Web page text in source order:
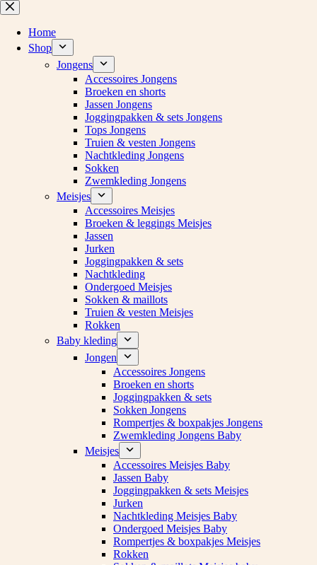
Ga
naar
inhoud
Home
Shop
Jongens
Accessoires Jongens
Broeken en shorts
Jassen Jongens
Joggingpakken & sets Jongens
Tops Jongens
Truien & vesten Jongens
Nachtkleding Jongens
Sokken
Zwemkleding Jongens
Meisjes
Accessoires Meisjes
Broeken & leggings Meisjes
Jassen
Jurken
Joggingpakken & sets
Nachtkleding
Ondergoed Meisjes
Sokken & maillots
Truien & vesten Meisjes
Rokken
Baby kleding
Jongen
Accessoires Jongens
Broeken en shorts
Joggingpakken & sets
Sokken Jongens
Rompertjes & boxpakjes Jongens
Zwemkleding Jongens Baby
Meisjes
Accessoires Meisjes Baby
Jassen Baby
Joggingpakken & sets Meisjes
Jurken
Nachtkleding Meisjes Baby
Ondergoed Meisjes Baby
Rompertjes & boxpakjes Meisjes
Rokken